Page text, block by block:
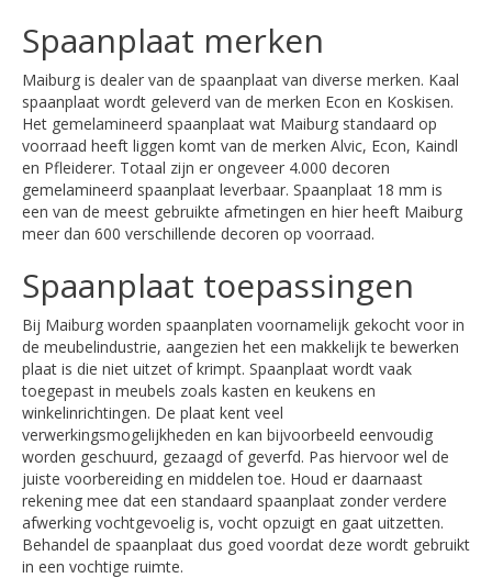
Spaanplaat merken
Maiburg is dealer van de spaanplaat van diverse merken. Kaal
spaanplaat wordt geleverd van de merken Econ en Koskisen.
Het gemelamineerd spaanplaat wat Maiburg standaard op
voorraad heeft liggen komt van de merken Alvic, Econ, Kaindl
en Pfleiderer. Totaal zijn er ongeveer 4.000 decoren
gemelamineerd spaanplaat leverbaar. Spaanplaat 18 mm is
een van de meest gebruikte afmetingen en hier heeft Maiburg
meer dan 600 verschillende decoren op voorraad.
Spaanplaat toepassingen
Bij Maiburg worden spaanplaten voornamelijk gekocht voor in
de meubelindustrie, aangezien het een makkelijk te bewerken
plaat is die niet uitzet of krimpt. Spaanplaat wordt vaak
toegepast in meubels zoals kasten en keukens en
winkelinrichtingen. De plaat kent veel
verwerkingsmogelijkheden en kan bijvoorbeeld eenvoudig
worden geschuurd, gezaagd of geverfd. Pas hiervoor wel de
juiste voorbereiding en middelen toe. Houd er daarnaast
rekening mee dat een standaard spaanplaat zonder verdere
afwerking vochtgevoelig is, vocht opzuigt en gaat uitzetten.
Behandel de spaanplaat dus goed voordat deze wordt gebruikt
in een vochtige ruimte.